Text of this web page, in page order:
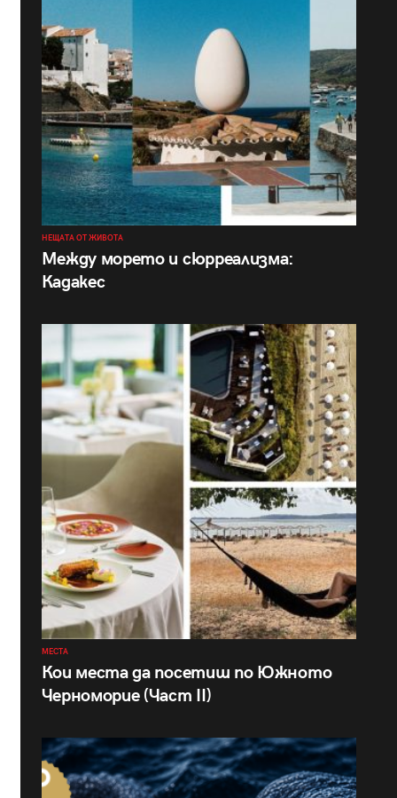
НЕЩАТА ОТ ЖИВОТА
Между морето и сюрреализма:
Кадакес
МЕСТА
Кои места да посетиш по Южното
Черноморие (Част II)